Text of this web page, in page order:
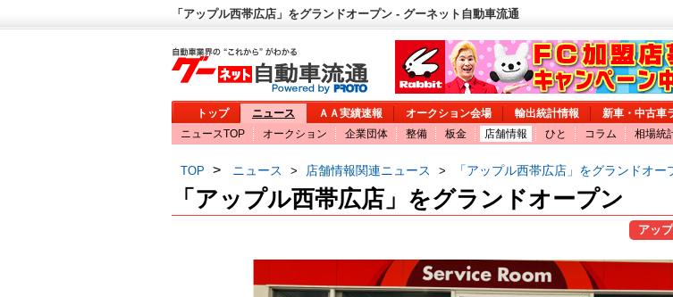
「アップル西帯広店」をグランドオープン - グーネット自動車流通
トップ ニュース ＡＡ実績速報 オークション会場 輸出統計情報 新車・中古車
ニュースTOP
オークション 企業団体 整備 板金 店舗情報 ひと コラム 相場統
TOP > ニュース > 店舗情報関連ニュース > 「アップル西帯広店」をグランドオー
「アップル西帯広店」をグランドオープン
アッ